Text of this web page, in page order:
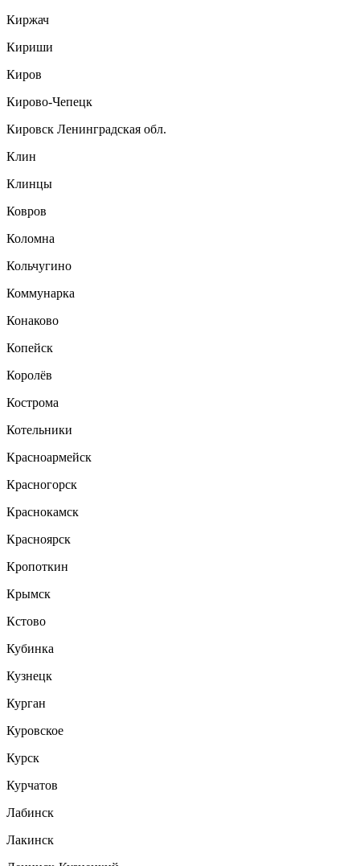
Киржач
Кириши
Киров
Кирово-Чепецк
Кировск Ленинградская обл.
Клин
Клинцы
Ковров
Коломна
Кольчугино
Коммунарка
Конаково
Копейск
Королёв
Кострома
Котельники
Красноармейск
Красногорск
Краснокамск
Красноярск
Кропоткин
Крымск
Кстово
Кубинка
Кузнецк
Курган
Куровское
Курск
Курчатов
Лабинск
Лакинск